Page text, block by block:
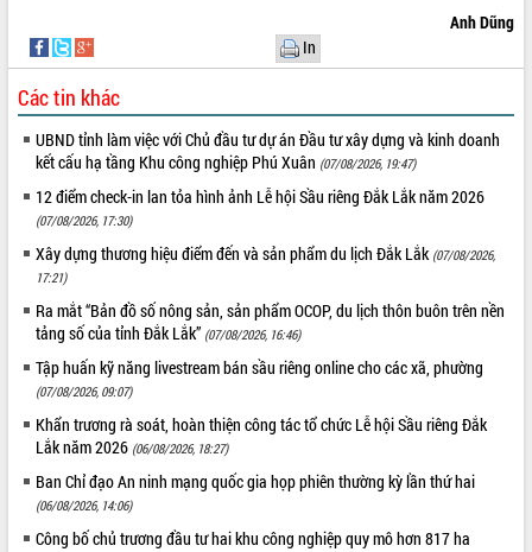
Anh Dũng
In
Các tin khác
UBND tỉnh làm việc với Chủ đầu tư dự án Đầu tư xây dựng và kinh doanh
kết cấu hạ tầng Khu công nghiệp Phú Xuân (07/08/2026, 19:47)
12 điểm check-in lan tỏa hình ảnh Lễ hội Sầu riêng Đắk Lắk năm 2026
(07/08/2026, 17:30)
Xây dựng thương hiệu điểm đến và sản phẩm du lịch Đắk Lắk (07/08/2026,
17:21)
Ra mắt “Bản đồ số nông sản, sản phẩm OCOP, du lịch thôn buôn trên nền
tảng số của tỉnh Đắk Lắk” (07/08/2026, 16:46)
Tập huấn kỹ năng livestream bán sầu riêng online cho các xã, phường
(07/08/2026, 09:07)
Khẩn trương rà soát, hoàn thiện công tác tổ chức Lễ hội Sầu riêng Đắk
Lắk năm 2026 (06/08/2026, 18:27)
Ban Chỉ đạo An ninh mạng quốc gia họp phiên thường kỳ lần thứ hai
(06/08/2026, 14:06)
Công bố chủ trương đầu tư hai khu công nghiệp quy mô hơn 817 ha